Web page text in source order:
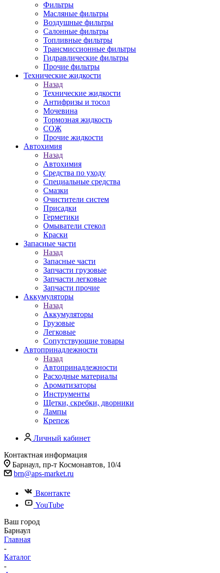
Фильтры
Масляные фильтры
Воздушные фильтры
Салонные фильтры
Топливные фильтры
Трансмиссионные фильтры
Гидравлические фильтры
Прочие фильтры
Технические жидкости
Назад
Технические жидкости
Антифризы и тосол
Мочевина
Тормозная жидкость
СОЖ
Прочие жидкости
Автохимия
Назад
Автохимия
Средства по уходу
Специальные средства
Смазки
Очистители систем
Присадки
Герметики
Омыватели стекол
Краски
Запасные части
Назад
Запасные части
Запчасти грузовые
Запчасти легковые
Запчасти прочие
Аккумуляторы
Назад
Аккумуляторы
Грузовые
Легковые
Сопутствующие товары
Автопринадлежности
Назад
Автопринадлежности
Расходные материалы
Ароматизаторы
Инструменты
Щетки, скребки, дворники
Лампы
Крепеж
Личный кабинет
Контактная информация
Барнаул, пр-т Космонавтов, 10/4
brn@aps-market.ru
Вконтакте
YouTube
Ваш город
Барнаул
Главная
-
Каталог
-